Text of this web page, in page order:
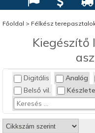
Főoldal > Félkész
Kiegészítő
Digitális Analóg
Belső vil.